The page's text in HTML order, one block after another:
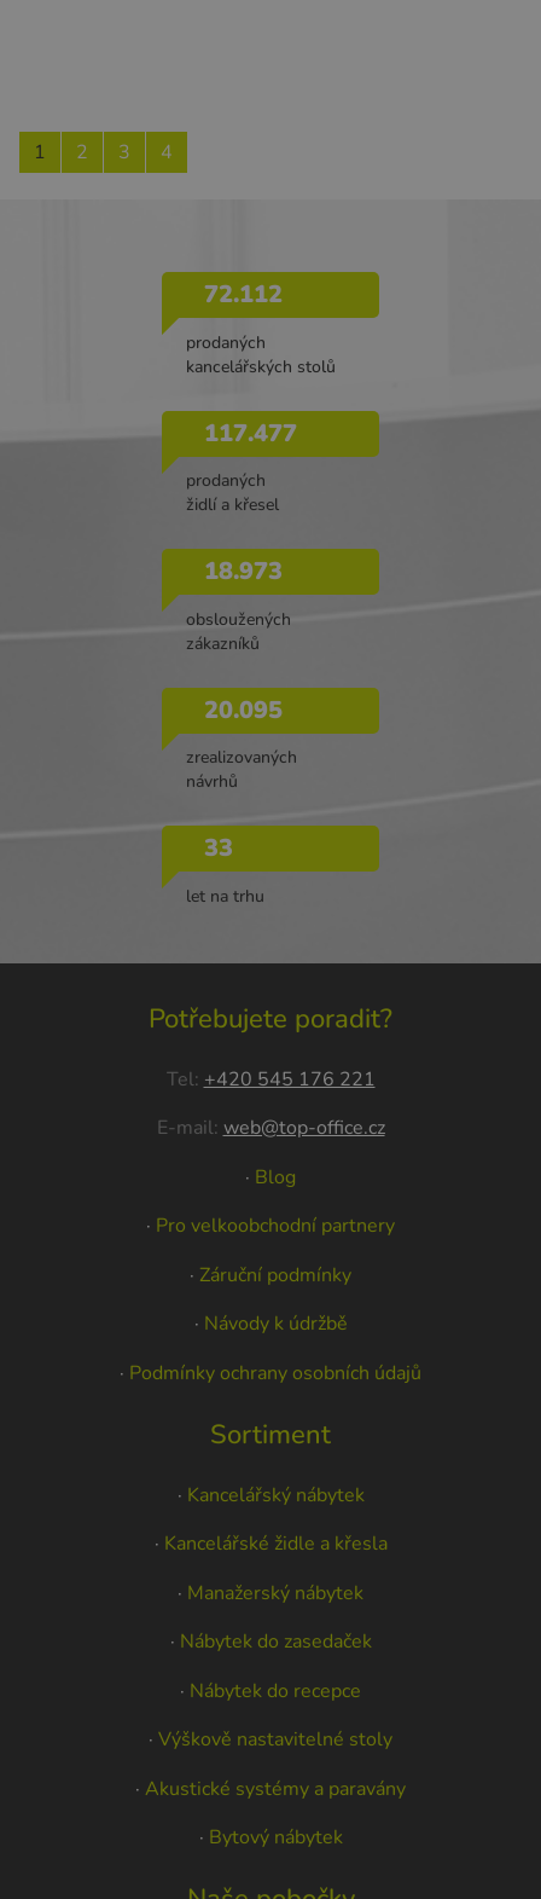
1 2 3 4
72.112
prodaných
kancelářských stolů
117.477
prodaných
židlí a křesel
18.973
obsloužených
zákazníků
20.095
zrealizovaných
návrhů
33
let na trhu
Potřebujete poradit?
Tel: +420 545 176 221
E-mail: web@top-office.cz
· Blog
· Pro velkoobchodní partnery
· Záruční podmínky
· Návody k údržbě
· Podmínky ochrany osobních údajů
Sortiment
· Kancelářský nábytek
· Kancelářské židle a křesla
· Manažerský nábytek
· Nábytek do zasedaček
· Nábytek do recepce
· Výškově nastavitelné stoly
· Akustické systémy a paravány
· Bytový nábytek